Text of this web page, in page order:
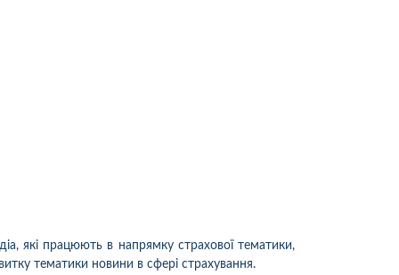
які працюють в напрямку страхової тематики,
тематики новини в сфері страхування.